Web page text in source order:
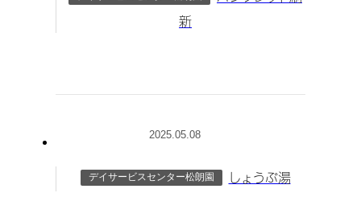
新
2025.05.08
デイサービスセンター松朗園 しょうぶ湯